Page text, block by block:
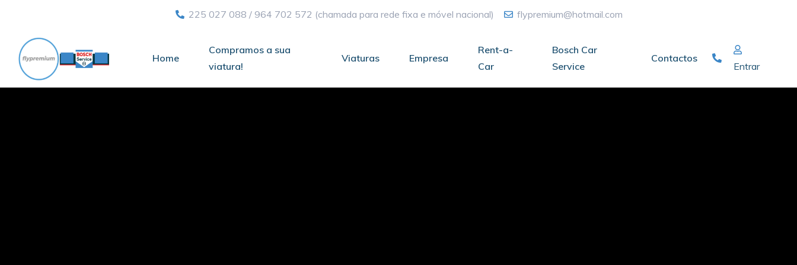
225 027 088 / 964 702 572 (chamada para rede fixa e móvel nacional) flypremium@hotmail.com
Home
Compramos a sua
viatura!
Viaturas Empresa
Rent-a-
Car
Bosch Car
Service
Contactos
Entrar